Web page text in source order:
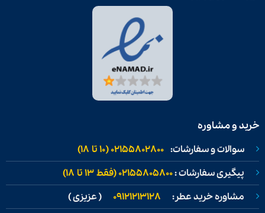
خرید و مشاوره
سوالات و سفارشات: 02155802800 (۱۰ تا ۱۸)
پیگیری سفارشات :02155805800 (فقط ۱۳ تا ۱۸)
مشاوره خرید عطر: 09121213128 ( عزیزی )